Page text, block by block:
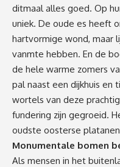
ditmaal alles goed. Op
uniek. De oude es heeft
hartvormige wond, maar
vanmte hebben. En de
de hele warme zomers
pal naast een dijkhuis en
wortels van deze
fundering zijn gegroeid.
oudste oosterse
Monumentale bomen
Als mensen in het